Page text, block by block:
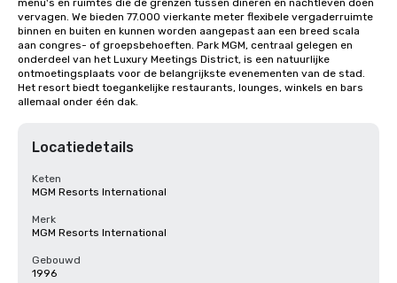
menu's en ruimtes die de grenzen tussen dineren en nachtleven doen
vervagen. We bieden 77.000 vierkante meter flexibele vergaderruimte
binnen en buiten en kunnen worden aangepast aan een breed scala
aan congres- of groepsbehoeften. Park MGM, centraal gelegen en
onderdeel van het Luxury Meetings District, is een natuurlijke
ontmoetingsplaats voor de belangrijkste evenementen van de stad.
Het resort biedt toegankelijke restaurants, lounges, winkels en bars
allemaal onder één dak.
Locatiedetails
Keten
MGM Resorts International
Merk
MGM Resorts International
Gebouwd
1996